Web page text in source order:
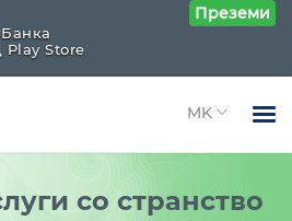
Open
Open
услуги)со странство
Play Store
Преземи